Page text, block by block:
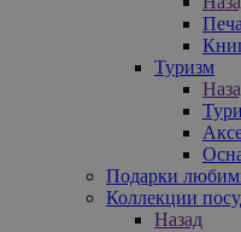
Туризм
Подарки
Коллекции
Назад